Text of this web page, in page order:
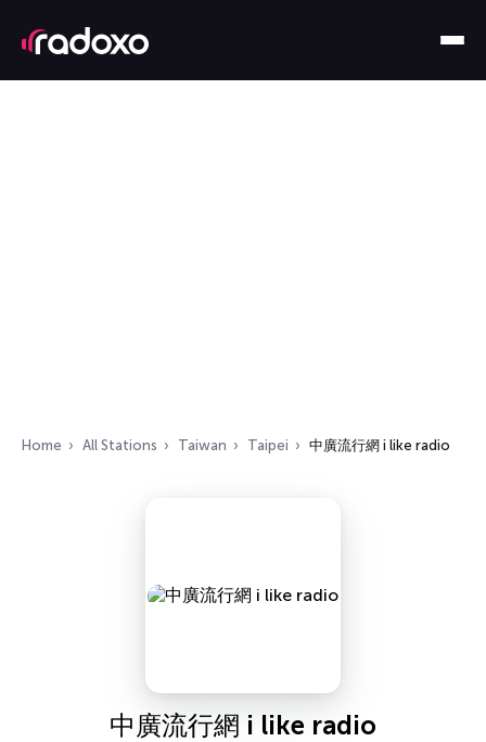
Home All Stations Taiwan Taipei 中廣流行網 i like radio
中廣流行網 i like radio